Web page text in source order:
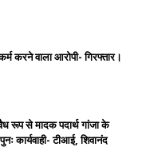
करने वाला आरोपी- गिरफ्तार।
रूप से मादक पदार्थ गांजा के
कार्यवाही- टीआई, शिवानंद